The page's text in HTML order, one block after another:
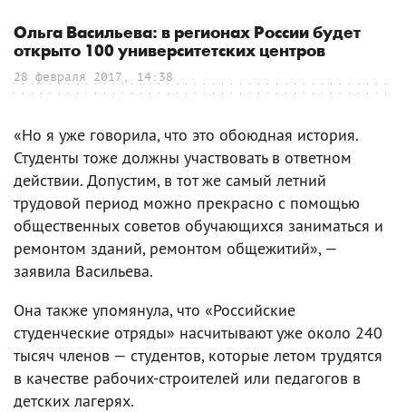
Ольга Васильева: в регионах России будет
открыто 100 университетских центров
28 февраля 2017, 14:38
«Но я уже говорила, что это обоюдная история.
Студенты тоже должны участвовать в ответном
действии. Допустим, в тот же самый летний
трудовой период можно прекрасно с помощью
общественных советов обучающихся заниматься и
ремонтом зданий, ремонтом общежитий», —
заявила Васильева.
Она также упомянула, что «Российские
студенческие отряды» насчитывают уже около 240
тысяч членов — студентов, которые летом трудятся
в качестве рабочих-строителей или педагогов в
детских лагерях.